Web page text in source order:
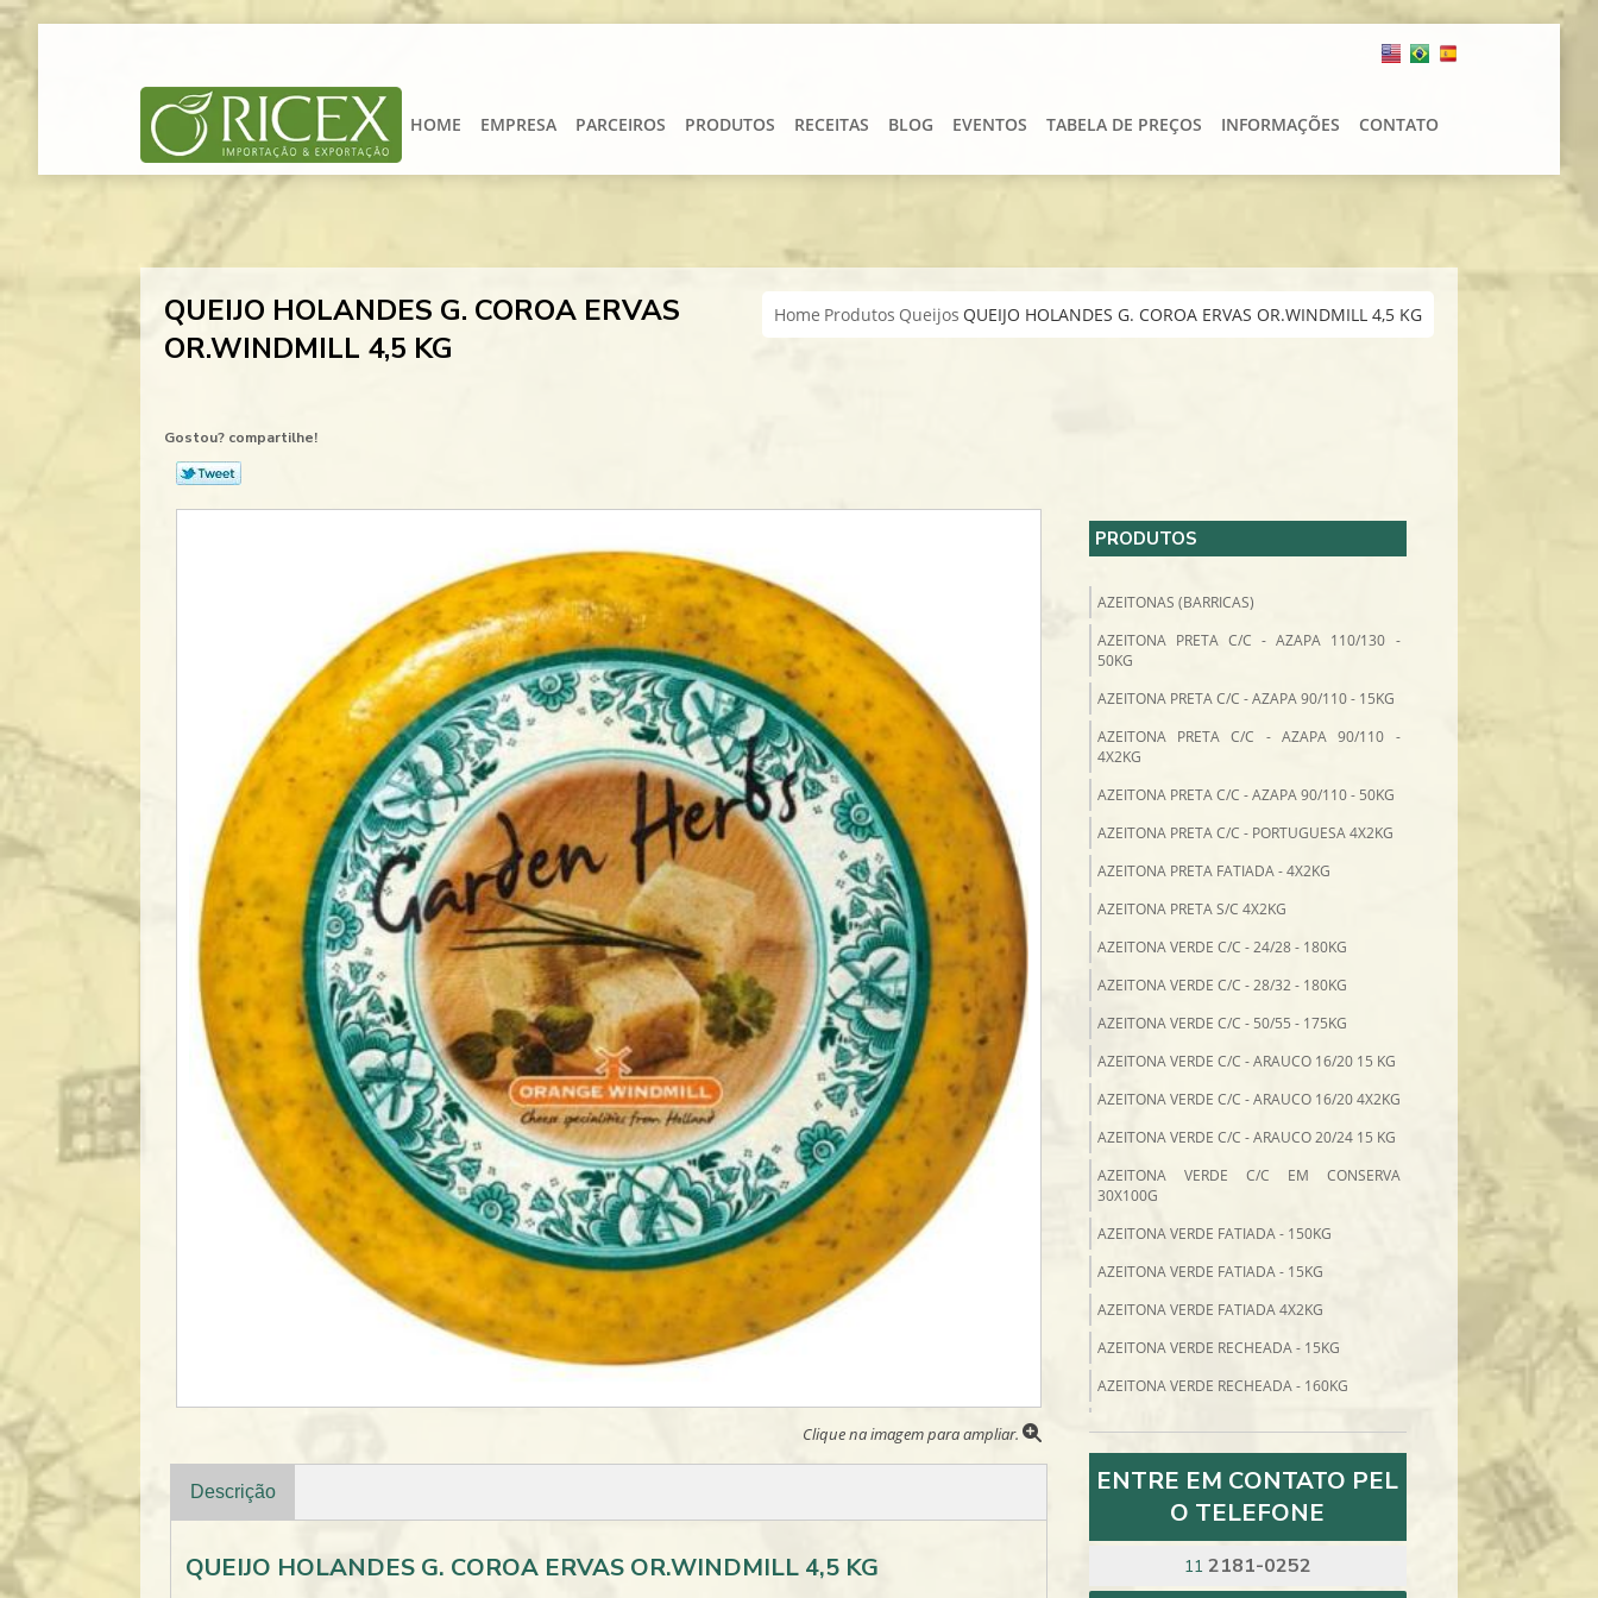
HOME EMPRESA PARCEIROS PRODUTOS RECEITAS BLOG EVENTOS TABELA DE PREÇOS INFORMAÇÕES CONTATO
Home Produtos Queijos QUEIJO HOLANDES G. COROA ERVAS OR.WINDMILL 4,5 KG
QUEIJO HOLANDES G. COROA ERVAS
OR.WINDMILL 4,5 KG
Gostou? compartilhe!
Clique na imagem para ampliar.
Descrição
QUEIJO HOLANDES G. COROA ERVAS OR.WINDMILL 4,5 KG
PRODUTOS
AZEITONAS (BARRICAS)
AZEITONA PRETA C/C - AZAPA 110/130 -
50KG
AZEITONA PRETA C/C - AZAPA 90/110 - 15KG
AZEITONA PRETA C/C - AZAPA 90/110 -
4X2KG
AZEITONA PRETA C/C - AZAPA 90/110 - 50KG
AZEITONA PRETA C/C - PORTUGUESA 4X2KG
AZEITONA PRETA FATIADA - 4X2KG
AZEITONA PRETA S/C 4X2KG
AZEITONA VERDE C/C - 24/28 - 180KG
AZEITONA VERDE C/C - 28/32 - 180KG
AZEITONA VERDE C/C - 50/55 - 175KG
AZEITONA VERDE C/C - ARAUCO 16/20 15 KG
AZEITONA VERDE C/C - ARAUCO 16/20 4X2KG
AZEITONA VERDE C/C - ARAUCO 20/24 15 KG
AZEITONA VERDE C/C EM CONSERVA
30X100G
AZEITONA VERDE FATIADA - 150KG
AZEITONA VERDE FATIADA - 15KG
AZEITONA VERDE FATIADA 4X2KG
AZEITONA VERDE RECHEADA - 15KG
AZEITONA VERDE RECHEADA - 160KG
AZEITONA VERDE S/C 4X2KG
AZEITONA VERDE SEM CAROÇO - 14KG
ENTRE EM CONTATO PEL
O TELEFONE
11 2181-0252